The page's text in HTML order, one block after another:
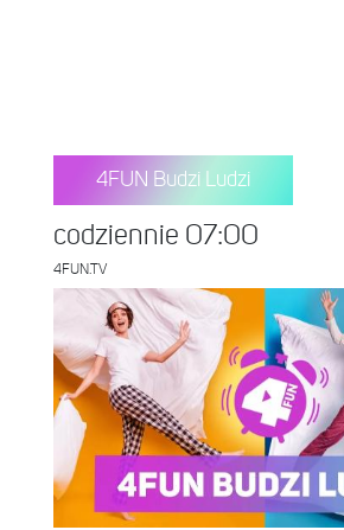
4FUN Budzi Ludzi
codziennie 07:00
4FUN.TV